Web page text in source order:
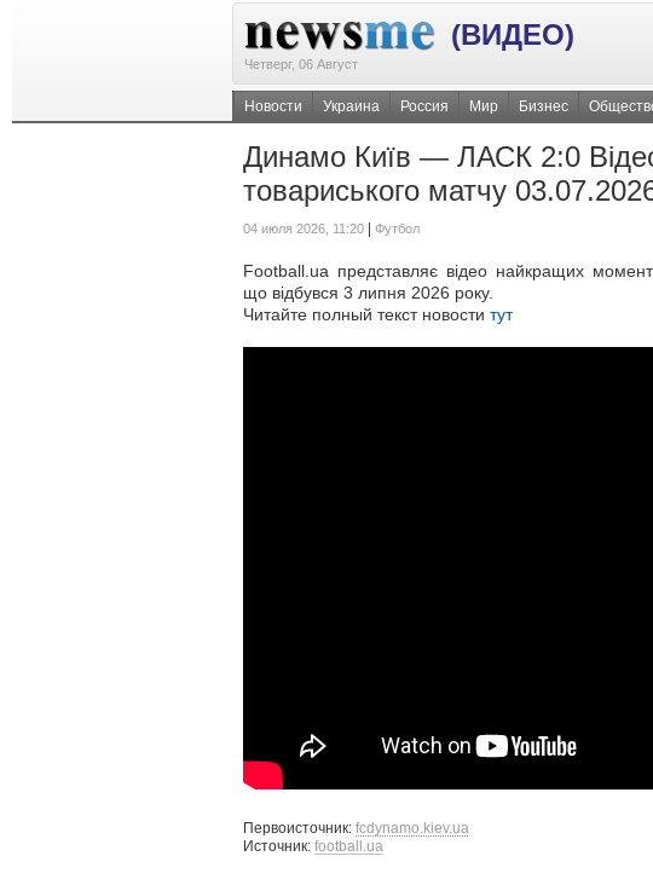
(ВИДЕО)
Четверг, 06 Август
Новости Украина Россия Мир Бизнес
Динамо Київ — ЛАСК 2:0 Відео
товариського матчу
04 июля 2026, 11:20 Футбол
Football.ua представляє відео найкращих
що відбувся 3 липня 2026 року.
Читайте полный текст новости тут
Первоисточник: fcdynamo.kiev.ua
Источник: football.ua